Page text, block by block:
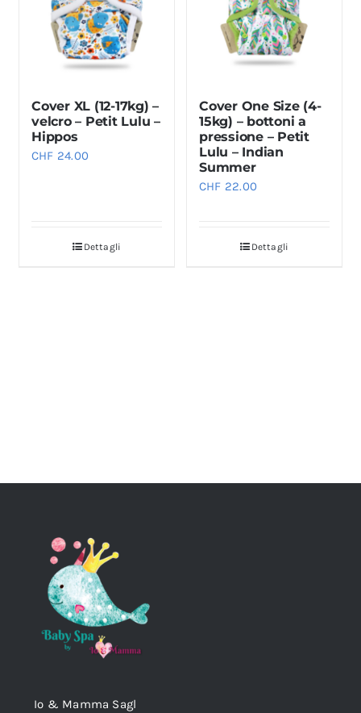
Cover XL (12-17kg) –
velcro – Petit Lulu –
Hippos
CHF 24.00
Dettagli
Cover One Size (4-
15kg) – bottoni a
pressione – Petit
Lulu – Indian
Summer
CHF 22.00
Dettagli
Io & Mamma Sagl